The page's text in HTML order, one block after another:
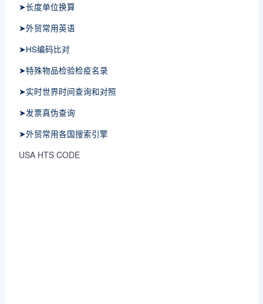
➤长度单位换算
➤外贸常用英语
➤HS编码比对
➤特殊物品检验检疫名录
➤实时世界时间查询和对照
➤发票真伪查询
➤外贸常用各国搜索引擎
USA HTS CODE